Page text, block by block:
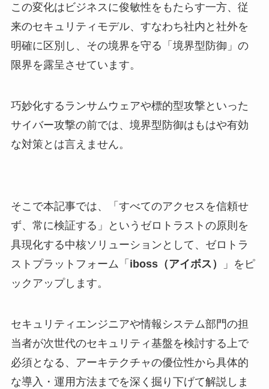
この変化はビジネスに俊敏性をもたらす一方、従
来のセキュリティモデル、すなわち社内と社外を
明確に区別し、その境界を守る「境界型防御」の
限界を露呈させています。
巧妙化するランサムウェアや標的型攻撃といった
サイバー攻撃の前では、境界型防御はもはや有効
な対策とは言えません。
そこで本記事では、「すべてのアクセスを信頼せ
ず、常に検証する」というゼロトラストの原則を
具現化する中核ソリューションとして、ゼロトラ
ストプラットフォーム「 iboss（アイボス）
」をピ
ックアップします。
セキュリティエンジニアや情報システム部門の担
当者が次世代のセキュリティ基盤を検討する上で
必須となる、アーキテクチャの優位性から具体的
な導入・運用方法までを深く掘り下げて解説しま